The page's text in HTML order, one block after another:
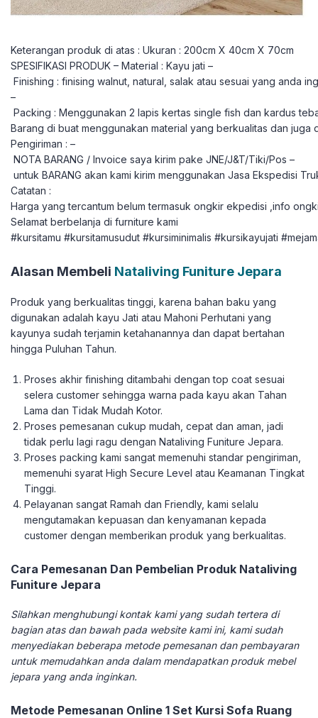
Keterangan produk di atas : Ukuran : 200cm X 40cm X 70cm
SPESIFIKASI PRODUK – Material : Kayu jati –
Finishing : finising walnut, natural, salak atau sesuai yang anda
–
Packing : Menggunakan 2 lapis kertas single fish dan kardus
Barang di buat menggunakan material yang berkualitas dan
Pengiriman : –
NOTA BARANG / Invoice saya kirim pake JNE/J&T/Tiki/Pos –
untuk BARANG akan kami kirim menggunakan Jasa Ekspedisi
Catatan :
Harga yang tercantum belum termasuk ongkir ekpedisi ,info
Selamat berbelanja di furniture kami
#kursitamu #kursitamusudut #kursiminimalis #kursikayujati
Alasan Membeli Nataliving Funiture Jepara
Produk yang berkualitas tinggi, karena bahan baku yang
digunakan adalah kayu Jati atau Mahoni Perhutani yang
kayunya sudah terjamin ketahanannya dan dapat bertahan
hingga Puluhan Tahun.
Proses akhir finishing ditambahi dengan top coat sesuai
selera customer sehingga warna pada kayu akan Tahan
Lama dan Tidak Mudah Kotor.
Proses pemesanan cukup mudah, cepat dan aman, jadi
tidak perlu lagi ragu dengan Nataliving Funiture Jepara.
Proses packing kami sangat memenuhi standar pengiriman,
memenuhi syarat High Secure Level atau Keamanan Tingkat
Tinggi.
Pelayanan sangat Ramah dan Friendly, kami selalu
mengutamakan kepuasan dan kenyamanan kepada
customer dengan memberikan produk yang berkualitas.
Cara Pemesanan Dan Pembelian Produk Nataliving
Funiture Jepara
Silahkan menghubungi kontak kami yang sudah tertera di
bagian atas dan bawah pada website kami ini, kami sudah
menyediakan beberapa metode pemesanan dan pembayaran
untuk memudahkan anda dalam mendapatkan produk mebel
jepara yang anda inginkan.
Metode Pemesanan Online 1 Set Kursi Sofa Ruang